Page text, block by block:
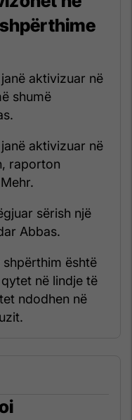
aktivizuar në
shumë
aktivizuar në
raporton
sërish një
Abbas.
është
në lindje të
ndodhen në